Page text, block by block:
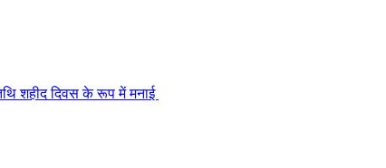
शहीद दिवस के रूप में मनाई